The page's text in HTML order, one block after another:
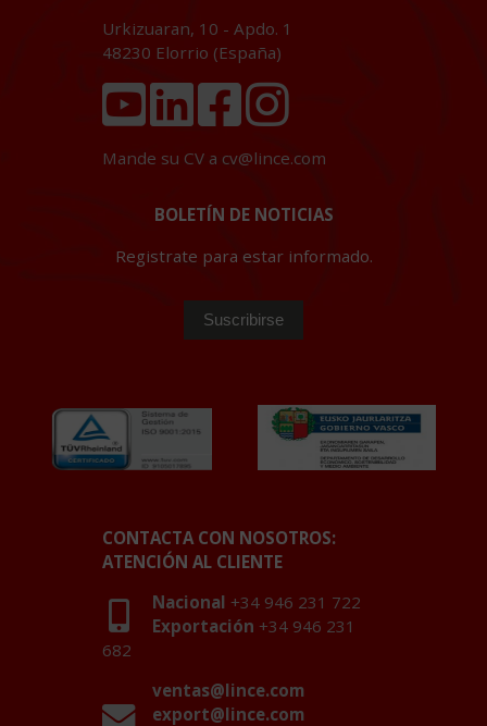
Urkizuaran, 10 - Apdo. 1
48230 Elorrio (España)
Mande su CV a cv@lince.com
BOLETÍN DE NOTICIAS
Registrate para estar informado.
CONTACTA CON NOSOTROS:
ATENCIÓN AL CLIENTE
Nacional +34 946 231 722
Exportación +34 946 231
682
ventas@lince.com
export@lince.com